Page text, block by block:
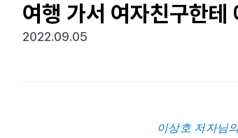
여행 가서 여자친구한
2022.09.05
이상호저자님